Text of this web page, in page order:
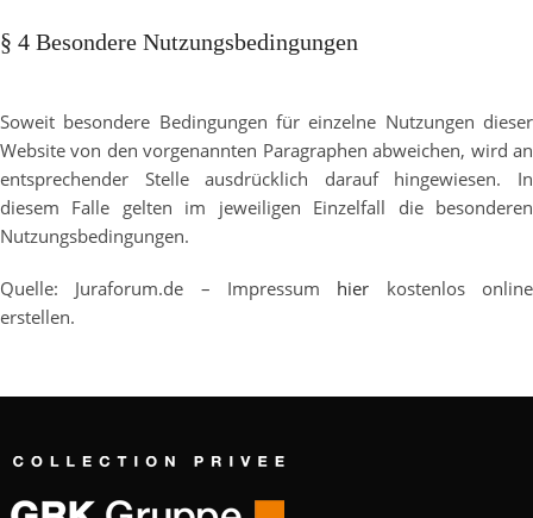
§ 4 Besondere Nutzungsbedingungen
Soweit besondere Bedingungen für einzelne Nutzungen dieser
Website von den vorgenannten Paragraphen abweichen, wird an
entsprechender Stelle ausdrücklich darauf hingewiesen. In
diesem Falle gelten im jeweiligen Einzelfall die besonderen
Nutzungsbedingungen.
Quelle: Juraforum.de – Impressum hier kostenlos online
erstellen.